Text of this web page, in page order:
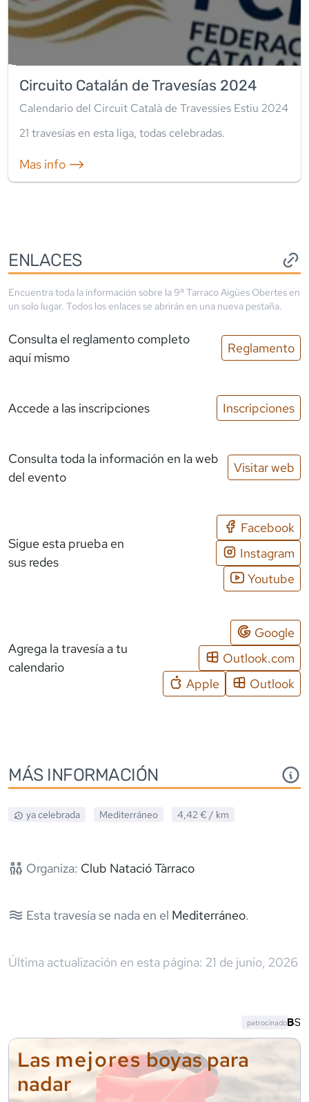
Circuito Catalán de Travesías 2024
Calendario del Circuit Català de Travessies Estiu 2024
21 travesías en esta liga, todas celebradas.
Mas info ⟶
ENLACES
Encuentra toda la información sobre la9ª Tarraco Aigües Obertes en
un solo lugar. Todos los enlaces se abrirán en una nueva pestaña.
Consulta el reglamento completo
aquí mismo
Reglamento
Accede a las inscripciones Inscripciones
Consulta toda la información en la web
del evento
Visitar web
Sigue esta prueba en
sus redes
Facebook
Instagram
Youtube
Agrega la travesía a tu
calendario
Google
Outlook.com
Apple
Outlook
MÁS INFORMACIÓN
ya celebrada Mediterráneo 4,42 € / km
Organiza: Club Natació Tàrraco
Esta travesía se nada en el Mediterráneo.
Última actualización en esta página: 21 de junio, 2026
Las mejoresboyas para
nadar
patrocinado